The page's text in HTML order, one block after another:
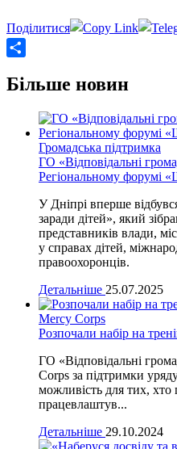
Більше новин
Громадська підтримка
ГО «Відповідальні
Регіональному форумі
У Дніпрі вперше
заради дітей», який
представників влади,
у справах дітей,
правоохоронців.
Детальніше 25.07.2025
Mercy Corps
Розпочали набір на
ГО «Відповідальні
Corps за підтримки
можливість для тих,
працевлаштув...
Детальніше 29.10.2024